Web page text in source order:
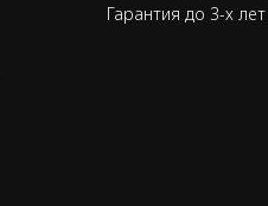
Гарантия до 3-х лет